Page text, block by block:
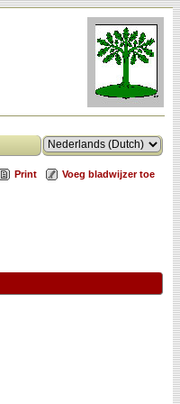
Print Voeg bladwijzer toe